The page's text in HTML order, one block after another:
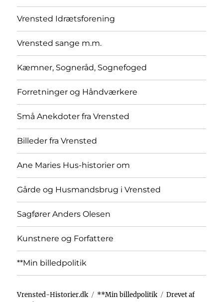
Vrensted Idrætsforening
Vrensted sange m.m.
Kæmner, Sogneråd, Sognefoged
Forretninger og Håndværkere
Små Anekdoter fra Vrensted
Billeder fra Vrensted
Ane Maries Hus-historier om
Gårde og Husmandsbrug i Vrensted
Sagfører Anders Olesen
Kunstnere og Forfattere
**Min billedpolitik
Vrensted-Historier.dk **Min billedpolitik
Drevet af